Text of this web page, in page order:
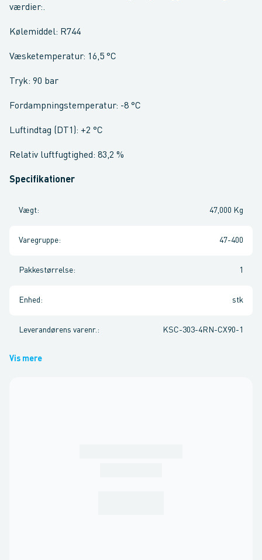
værdier:.
Kølemiddel: R744
Væsketemperatur: 16,5 °C
Tryk: 90 bar
Fordampningstemperatur: -8 °C
Luftindtag (DT1): +2 °C
Relativ luftfugtighed: 83,2 %
Specifikationer
Vægt: 47,000 Kg
Varegruppe: 47-400
Pakkestørrelse: 1
Enhed : stk
Leverandørens varenr. : KSC-303-4RN-CX90-1
Vis mere